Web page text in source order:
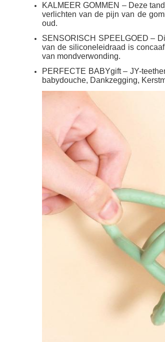
KALMEER GOMMEN – Deze
verlichten van de pijn van de
oud.
SENSORISCH SPEELGOED –
van de siliconeleidraad is
van mondverwonding.
PERFECTE BABYgift – JY-
babydouche, Dankzegging,